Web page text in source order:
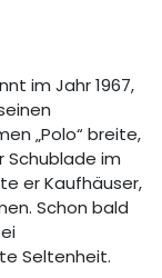
im Jahr 1967,
„Polo“ breite,
Schublade im
er Kaufhäuser,
Schon bald
Seltenheit.